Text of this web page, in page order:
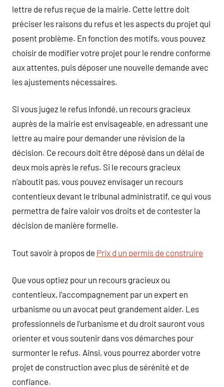
lettre de refus reçue de la mairie. Cette lettre doit
préciser les raisons du refus et les aspects du projet qui
posent problème. En fonction des motifs, vous pouvez
choisir de modifier votre projet pour le rendre conforme
aux attentes, puis déposer une nouvelle demande avec
les ajustements nécessaires.
Si vous jugez le refus infondé, un recours gracieux
auprès de la mairie est envisageable, en adressant une
lettre au maire pour demander une révision de la
décision. Ce recours doit être déposé dans un délai de
deux mois après le refus. Si le recours gracieux
n’aboutit pas, vous pouvez envisager un recours
contentieux devant le tribunal administratif, ce qui vous
permettra de faire valoir vos droits et de contester la
décision de manière formelle.
Tout savoir à propos de Prix d un permis de construire
Que vous optiez pour un recours gracieux ou
contentieux, l’accompagnement par un expert en
urbanisme ou un avocat peut grandement aider. Les
professionnels de l’urbanisme et du droit sauront vous
orienter et vous soutenir dans vos démarches pour
surmonter le refus. Ainsi, vous pourrez aborder votre
projet de construction avec plus de sérénité et de
confiance.